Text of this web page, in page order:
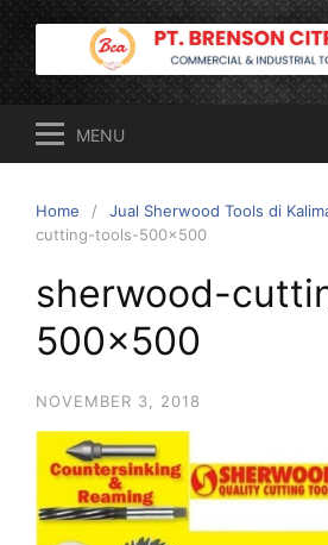
Skip
content
MENU
Home Jual Sherwood Tools di
cutting-tools-500×500
sherwood-
500×500
NOVEMBER 3, 2018